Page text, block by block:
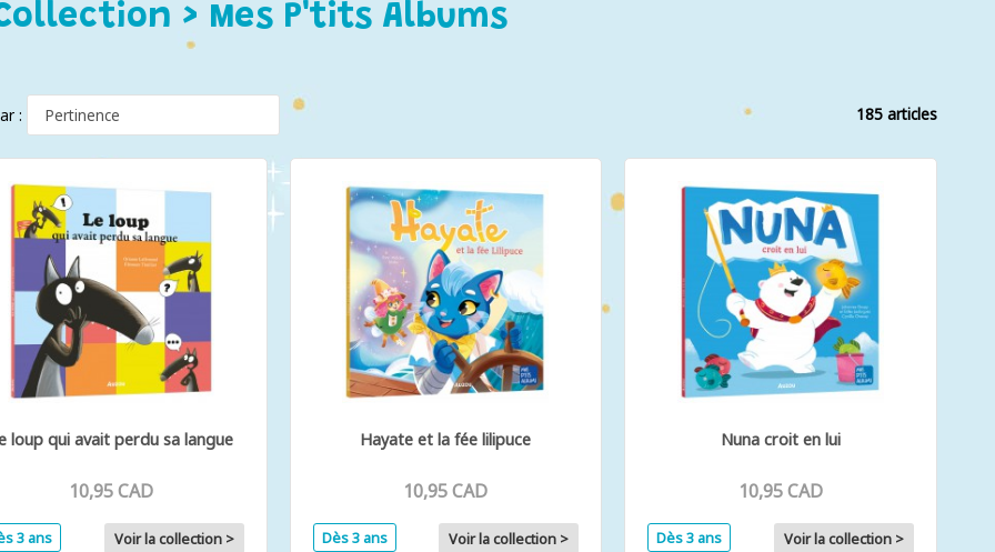
> Mes P'tits Albums
: 185 articles
loup qui avait perdu sa langue
10,95 CAD
3 ans Voir la collection >
Hayate et la fée lilipuce
10,95 CAD
Dès 3 ans Voir la collection >
Nuna croit en lui
10,95 CAD
Dès 3 ans Voir la collection >